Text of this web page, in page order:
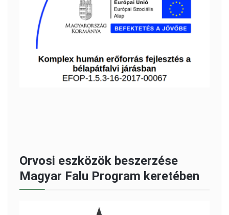
Orvosi eszközök beszerzése
Magyar Falu Program keretében